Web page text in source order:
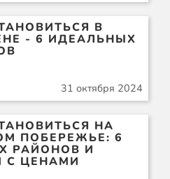
В
- 6 ИДЕАЛЬНЫХ
31 октября 2024
НА
ПОБЕРЕЖЬЕ: 6
РАЙОНОВ И
С ЦЕНАМИ